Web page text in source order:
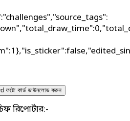
কার্ড ডাউনলোড করুন
রিপোর্টার:-